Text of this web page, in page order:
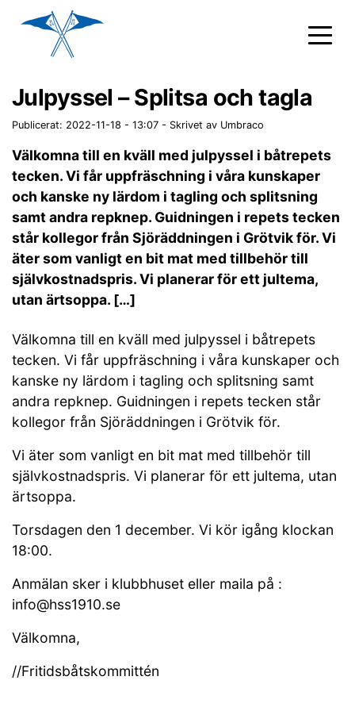
Julpyssel – Splitsa och tagla
Publicerat: 2022-11-18 - 13:07 - Skrivet av Umbraco
Välkomna till en kväll med julpyssel i båtrepets
tecken. Vi får uppfräschning i våra kunskaper
och kanske ny lärdom i tagling och splitsning
samt andra repknep. Guidningen i repets tecken
står kollegor från Sjöräddningen i Grötvik för. Vi
äter som vanligt en bit mat med tillbehör till
självkostnadspris. Vi planerar för ett jultema,
utan ärtsoppa. […]
Välkomna till en kväll med julpyssel i båtrepets
tecken. Vi får uppfräschning i våra kunskaper och
kanske ny lärdom i tagling och splitsning samt
andra repknep. Guidningen i repets tecken står
kollegor från Sjöräddningen i Grötvik för.
Vi äter som vanligt en bit mat med tillbehör till
självkostnadspris. Vi planerar för ett jultema, utan
ärtsoppa.
Torsdagen den 1 december. Vi kör igång klockan
18:00.
Anmälan sker i klubbhuset eller maila på :
info@hss1910.se
Välkomna,
//Fritidsbåtskommittén